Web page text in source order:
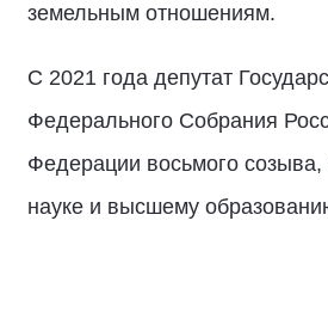
земельным отношениям.
С 2021 года депутат
Федерального Собрания
Федерации восьмого созыва,
науке и высшему